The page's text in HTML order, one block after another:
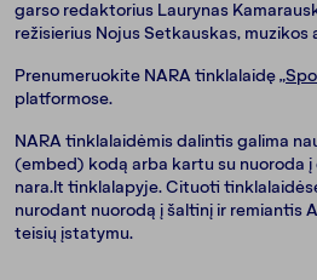
garso redaktorius Laurynas
režisierius Nojus Setkauskas, muzikos
Prenumeruokite NARA tinklalaidę
platformose.
NARA tinklalaidėmis dalintis galima
(embed) kodą arba kartu su nuoroda
nara.lt tinklalapyje. Cituoti
nurodant nuorodą į šaltinį ir remiantis
teisių įstatymu.